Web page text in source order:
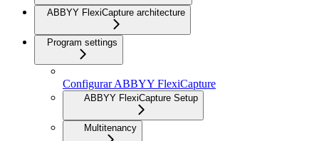
ABBYY FlexiCapture architecture
Program settings
Configurar ABBYY FlexiCapture
ABBYY FlexiCapture Setup
Multitenancy